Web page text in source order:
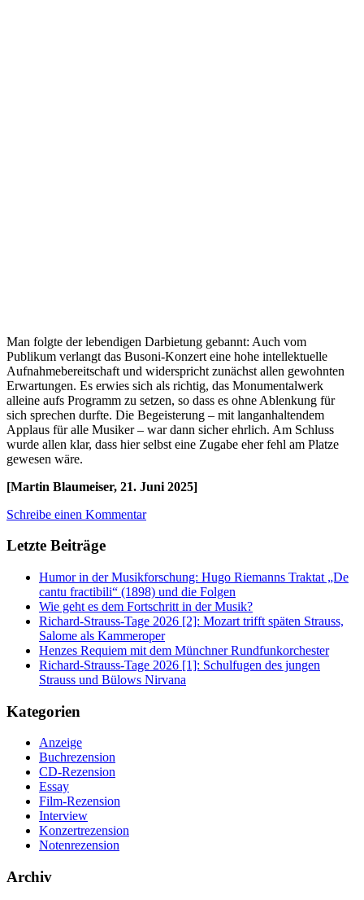
Man folgte der lebendigen Darbietung gebannt: Auch vom
Publikum verlangt das Busoni-Konzert eine hohe intellektuelle
Aufnahmebereitschaft und widerspricht zunächst allen gewohnten
Erwartungen. Es erwies sich als richtig, das Monumentalwerk
alleine aufs Programm zu setzen, so dass es ohne Ablenkung für
sich sprechen durfte. Die Begeisterung – mit langanhaltendem
Applaus für alle Musiker – war dann sicher ehrlich. Am Schluss
wurde allen klar, dass hier selbst eine Zugabe eher fehl am Platze
gewesen wäre.
[Martin Blaumeiser, 21. Juni 2025]
Schreibe einen Kommentar
Letzte Beiträge
Humor in der Musikforschung: Hugo Riemanns Traktat „De
cantu fractibili“ (1898) und die Folgen
Wie geht es dem Fortschritt in der Musik?
Richard-Strauss-Tage 2026 [2]: Mozart trifft späten Strauss,
Salome als Kammeroper
Henzes Requiem mit dem Münchner Rundfunkorchester
Richard-Strauss-Tage 2026 [1]: Schulfugen des jungen
Strauss und Bülows Nirvana
Kategorien
Anzeige
Buchrezension
CD-Rezension
Essay
Film-Rezension
Interview
Konzertrezension
Notenrezension
Archiv